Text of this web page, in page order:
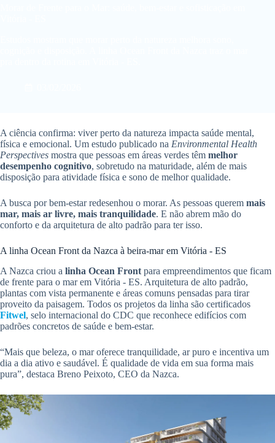
A ciência confirma: viver perto da natureza impacta saúde mental,
física e emocional. Um estudo publicado na Environmental Health
Perspectives mostra que pessoas em áreas verdes têm melhor
desempenho cognitivo, sobretudo na maturidade, além de mais
disposição para atividade física e sono de melhor qualidade.
A busca por bem-estar redesenhou o morar. As pessoas querem mais
mar, mais ar livre, mais tranquilidade. E não abrem mão do
conforto e da arquitetura de alto padrão para ter isso.
A linha Ocean Front da Nazca à beira-mar em Vitória - ES
A Nazca criou a linha Ocean Front para empreendimentos que ficam
de frente para o mar em Vitória - ES. Arquitetura de alto padrão,
plantas com vista permanente e áreas comuns pensadas para tirar
proveito da paisagem. Todos os projetos da linha são certificados
Fitwel, selo internacional do CDC que reconhece edifícios com
padrões concretos de saúde e bem-estar.
“Mais que beleza, o mar oferece tranquilidade, ar puro e incentiva um
dia a dia ativo e saudável. É qualidade de vida em sua forma mais
pura”, destaca Breno Peixoto, CEO da Nazca.